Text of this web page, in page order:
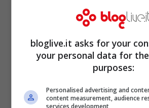
atti ad offendere. Arresto e
nel carcere milanese diSan
essere poi interrogato dal
bloglive.it asks for your
your personal data for
purposes:
Personalised advertising and
content measurement, audience
services development